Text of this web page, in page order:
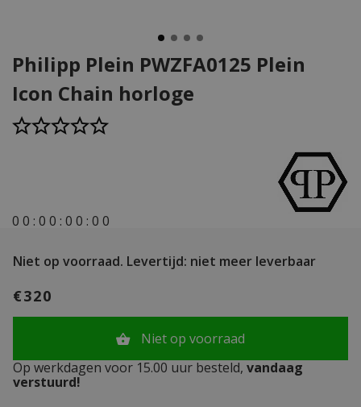
Philipp Plein PWZFA0125 Plein
Icon Chain horloge
0 0 : 0 0 : 0 0 : 0 0
Niet op voorraad. Levertijd: niet meer leverbaar
€320
Niet op voorraad
Op werkdagen voor 15.00 uur besteld, vandaag
verstuurd!